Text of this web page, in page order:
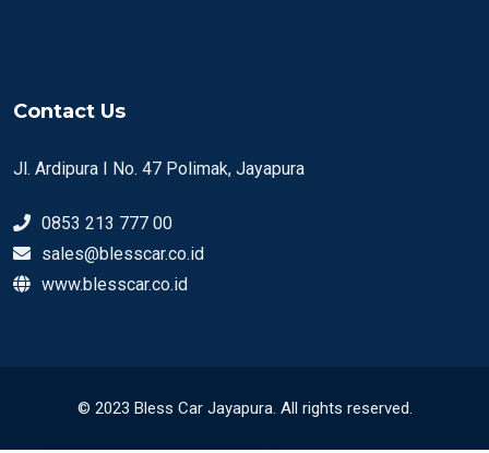
Contact Us
Jl. Ardipura I No. 47 Polimak, Jayapura
0853 213 777 00
sales@blesscar.co.id
www.blesscar.co.id
© 2023 Bless Car Jayapura. All rights reserved.